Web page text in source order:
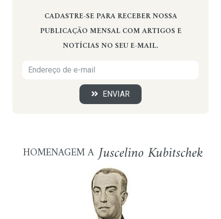
CADASTRE-SE PARA RECEBER NOSSA
PUBLICAÇÃO MENSAL COM ARTIGOS E
NOTÍCIAS NO SEU E-MAIL.
ENVIAR
HOMENAGEM A Juscelino Kubitschek